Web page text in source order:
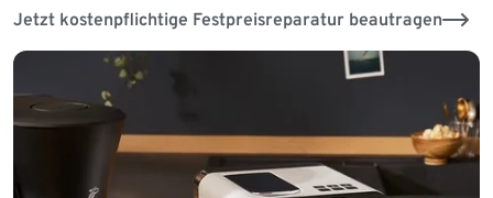
Jetzt kostenpflichtige Festpreisreparatur beautragen